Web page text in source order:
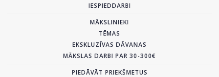
IESPIEDDARBI
MĀKSLINIEKI
TĒMAS
EKSKLUZĪVAS DĀVANAS
MĀKSLAS DARBI PAR 30-300€
PIEDĀVĀT PRIEKŠMETUS